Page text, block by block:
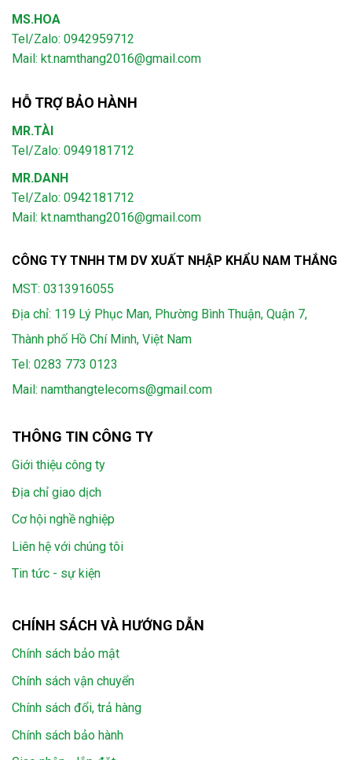
MS.HOA
Tel/Zalo: 0942959712
Mail: kt.namthang2016@gmail.com
HỖ TRỢ BẢO HÀNH
MR.TÀI
Tel/Zalo: 0949181712
MR.DANH
Tel/Zalo: 0942181712
Mail: kt.namthang2016@gmail.com
CÔNG TY TNHH TM DV XUẤT NHẬP KHẨU NAM THẮNG
MST: 0313916055
Địa chỉ: 119 Lý Phục Man, Phường Bình Thuận, Quận 7,
Thành phố Hồ Chí Minh, Việt Nam
Tel: 0283 773 0123
Mail: namthangtelecoms@gmail.com
THÔNG TIN CÔNG TY
Giới thiệu công ty
Địa chỉ giao dịch
Cơ hội nghề nghiệp
Liên hệ với chúng tôi
Tin tức - sự kiện
CHÍNH SÁCH VÀ HƯỚNG DẪN
Chính sách bảo mật
Chính sách vận chuyển
Chính sách đổi, trả hàng
Chính sách bảo hành